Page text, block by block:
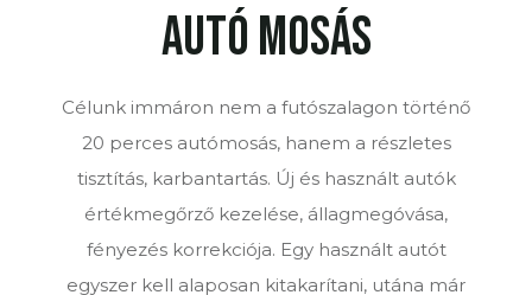
Autó mosás
Célunk immáron nem a futószalagon történő
20 perces autómosás, hanem a részletes
tisztítás, karbantartás. Új és használt autók
értékmegőrző kezelése, állagmegóvása,
fényezés korrekciója. Egy használt autót
egyszer kell alaposan kitakarítani, utána már